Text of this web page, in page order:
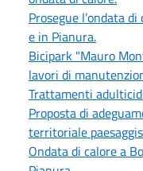
Prosegue l’ondata
e in Pianura.
Bicipark "Mauro
lavori di
Trattamenti
Proposta di
territoriale
Ondata di calore a